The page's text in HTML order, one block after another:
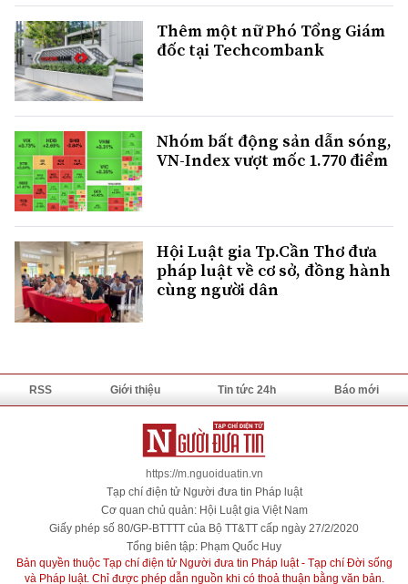
Thêm một nữ Phó Tổng Giám
đốc tại Techcombank
Nhóm bất động sản dẫn sóng,
VN-Index vượt mốc 1.770 điểm
Hội Luật gia Tp.Cần Thơ đưa
pháp luật về cơ sở, đồng hành
cùng người dân
RSS Giới thiệu Tin tức 24h Báo mới
https://m.nguoiduatin.vn
Tạp chí điện tử Người đưa tin Pháp luật
Cơ quan chủ quản: Hội Luật gia Việt Nam
Giấy phép số 80/GP-BTTTT của Bộ TT&TT cấp ngày 27/2/2020
Tổng biên tập: Phạm Quốc Huy
Bản quyền thuộc Tạp chí điện tử Người đưa tin Pháp luật - Tạp chí Đời sống
và Pháp luật. Chỉ được phép dẫn nguồn khi có thoả thuận bằng văn bản.